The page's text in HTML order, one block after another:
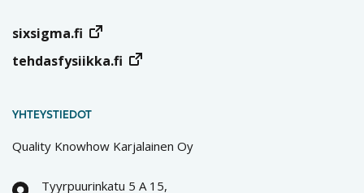
sixsigma.fi
tehdasfysiikka.fi
YHTEYSTIEDOT
Quality Knowhow Karjalainen Oy
Tyyrpuurinkatu 5 A 15,